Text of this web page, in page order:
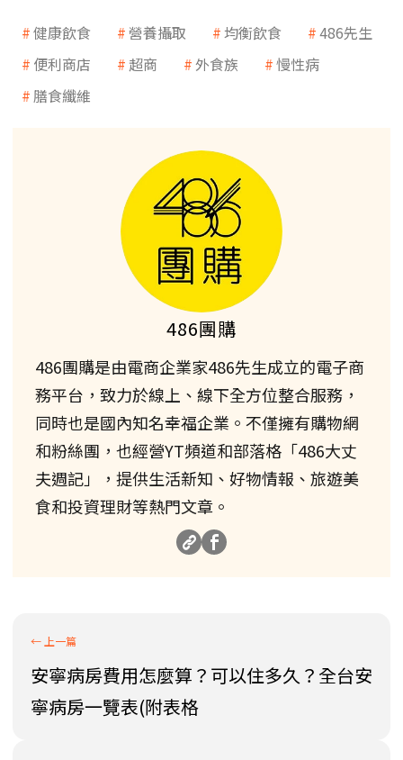
健康飲食 營養攝取 均衡飲食
486先生
便利商店
超商 外食族
慢性病
膳食纖維
486團購
486團購是由電商企業家486先生成立的電子商
務平台，致力於線上、線下全方位整合服務，
同時也是國內知名幸福企業。不僅擁有購物網
和粉絲團，也經營YT頻道和部落格「486大丈
夫週記」，提供生活新知、好物情報、旅遊美
食和投資理財等熱門文章。
安寧病房費用怎麼算？可以住多久？全台安
寧病房一覽表(附表格